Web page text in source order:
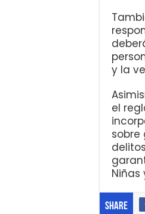
y la
el
sobre
Niñas
Share